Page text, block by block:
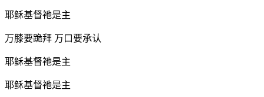
耶稣基督祂是主
万膝要跪拜 万口要承认
耶稣基督祂是主
耶稣基督祂是主